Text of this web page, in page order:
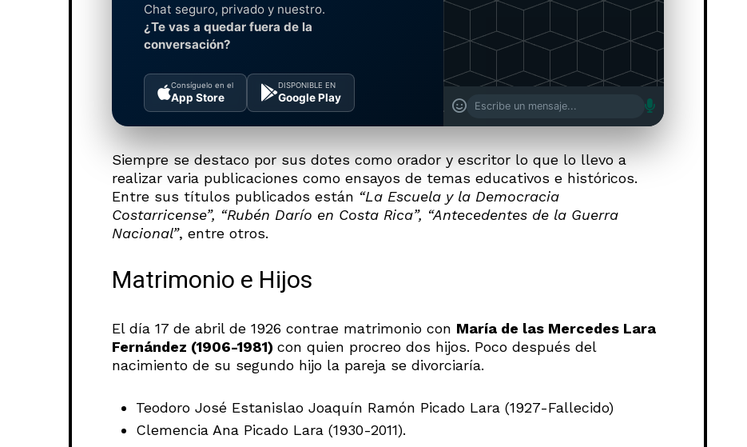
Chat seguro, privado y nuestro.
¿Te vas a quedar fuera de la
conversación?
Consíguelo en el
App Store
DISPONIBLE EN
Google Play
Siempre se destaco por sus dotes como orador y escritor lo que lo llevo a
realizar varia publicaciones como ensayos de temas educativos e históricos.
Entre sus títulos publicados están “La Escuela y la Democracia
Costarricense”, “Rubén Darío en Costa Rica”, “Antecedentes de la Guerra
Nacional”, entre otros.
Matrimonio e Hijos
El día 17 de abril de 1926 contrae matrimonio con María de las Mercedes Lara
Fernández (1906-1981) con quien procreo dos hijos. Poco después del
nacimiento de su segundo hijo la pareja se divorciaría.
Teodoro José Estanislao Joaquín Ramón Picado Lara (1927-Fallecido)
Clemencia Ana Picado Lara (1930-2011).